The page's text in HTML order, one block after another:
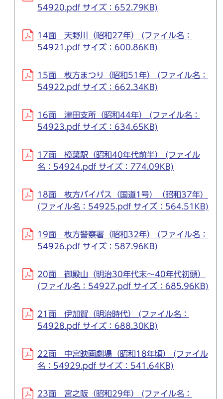
54920.pdf サイズ：652.79KB)
14面 天野川（昭和27年） (ファイル名：
54921.pdf サイズ：600.86KB)
15面 枚方まつり（昭和51年） (ファイル名：
54922.pdf サイズ：662.34KB)
16面 津田支所（昭和44年） (ファイル名：
54923.pdf サイズ：634.65KB)
17面 樟葉駅（昭和40年代前半） (ファイル
名：54924.pdf サイズ：774.09KB)
18面 枚方バイパス（国道1号）（昭和37年）
(ファイル名：54925.pdf サイズ：564.51KB)
19面 枚方警察署（昭和32年） (ファイル名：
54926.pdf サイズ：587.96KB)
20面 御殿山（明治30年代末～40年代初頭）
(ファイル名：54927.pdf サイズ：685.96KB)
21面 伊加賀（明治時代） (ファイル名：
54928.pdf サイズ：688.30KB)
22面 中宮映画劇場（昭和18年頃） (ファイル
名：54929.pdf サイズ：541.64KB)
23面 宮之阪（昭和29年） (ファイル名：